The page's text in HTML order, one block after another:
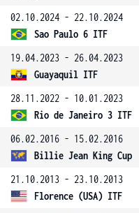
02.10.2024 - 22.10.2024
Sao Paulo 6 ITF
19.04.2023 - 26.04.2023
Guayaquil ITF
28.11.2022 - 10.01.2023
Rio de Janeiro 3 ITF
06.02.2016 - 15.02.2016
Billie Jean King Cup
21.10.2013 - 23.10.2013
Florence (USA) ITF